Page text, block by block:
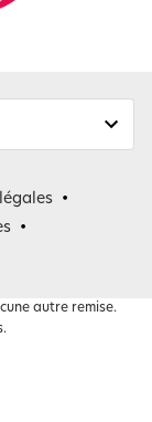
autre remise.